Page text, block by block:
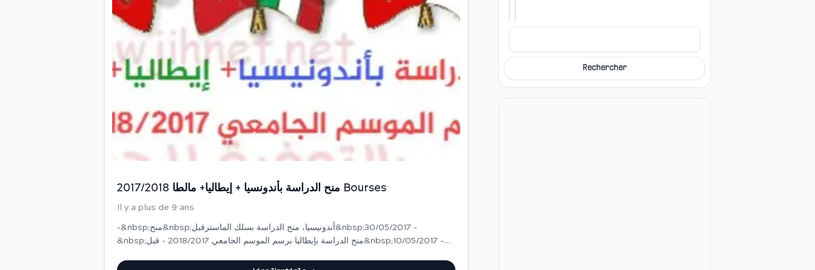
منح الدراسة بأندونسيا + إيطاليا+ مالطا 2017/2018 Bourses
Il y a plus de 9 ans
-&nbsp;منح&nbsp;أندونيسيا، منح الدراسة بسلك الماسترقبل&nbsp;30/05/2017 -
&nbsp;منح الدراسة بإيطاليا برسم الموسم الجامعي 2018/2017 - قبل&nbsp;10/05/2017 -
Rechercher